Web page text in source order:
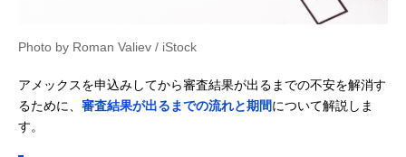
Photo by Roman Valiev / iStock
アメックスを申込みしてから審査結果が出るまでの不安を解消す
るために、 審査結果が出るまでの流れと期間について解説しま
す。